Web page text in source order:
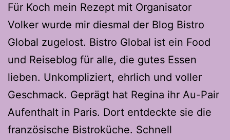
Für Koch mein Rezept mit Organisator
Volker wurde mir diesmal der Blog Bistro
Global zugelost. Bistro Global ist ein Food
und Reiseblog für alle, die gutes Essen
lieben. Unkompliziert, ehrlich und voller
Geschmack. Geprägt hat Regina ihr Au-Pair
Aufenthalt in Paris. Dort entdeckte sie die
französische Bistroküche. Schnell